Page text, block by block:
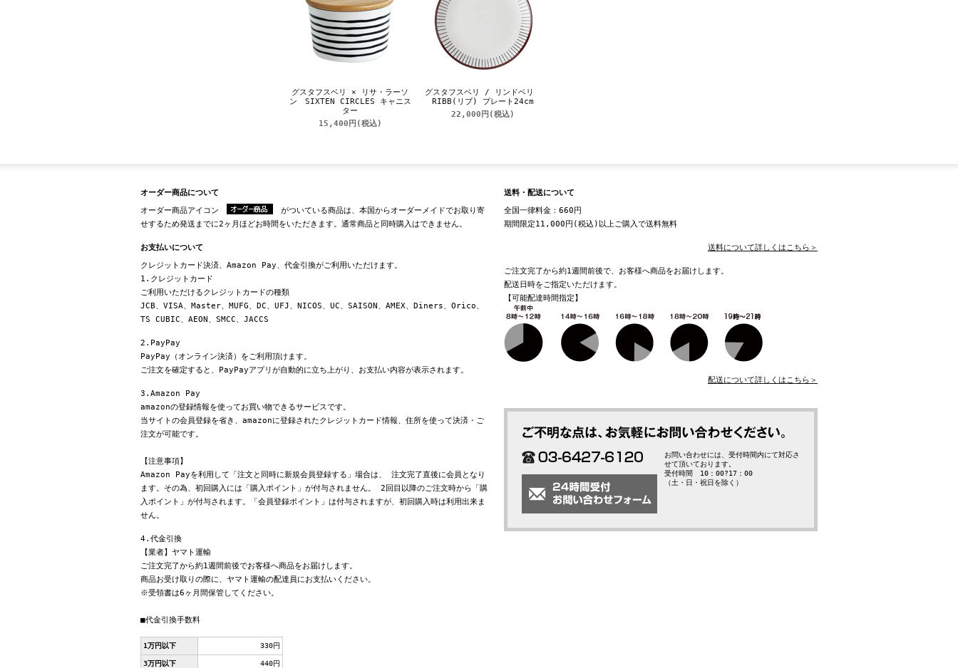
グスタフスベリ × リサ・ラーソ
ン SIXTEN CIRCLES キャニス
ター
15,400円 (税込)
グスタフスベリ / リンドベリ
RIBB(リブ) プレート24cm
22,000円 (税込)
オーダー商品について
オーダー商品アイコン
がついている商品は、本国からオーダーメイドでお取り寄
せするため発送までに2ヶ月ほどお時間をいただきます。通常商品と同時購入はできません。
お支払いについて
クレジットカード決済、Amazon Pay、代金引換がご利用いただけます。
1.クレジットカード
ご利用いただけるクレジットカードの種類
JCB、VISA、Master、MUFG、DC、UFJ、NICOS、UC、SAISON、AMEX、Diners、Orico、
TS CUBIC、AEON、SMCC、JACCS
2.PayPay
PayPay（オンライン決済）をご利用頂けます。
ご注文を確定すると、PayPayアプリが自動的に立ち上がり、お支払い内容が表示されます。
3.Amazon Pay
amazonの登録情報を使ってお買い物できるサービスです。
当サイトの会員登録を省き、amazonに登録されたクレジットカード情報、住所を使って決済・ご
注文が可能です。
【注意事項】
Amazon Payを利用して「注文と同時に新規会員登録する」場合は、 注文完了直後に会員となり
ます。その為、初回購入には「購入ポイント」が付与されません。 2回目以降のご注文時から「購
入ポイント」が付与されます。「会員登録ポイント」は付与されますが、初回購入時は利用出来ま
せん。
4.代金引換
【業者】ヤマト運輸
ご注文完了から約1週間前後でお客様へ商品をお届けします。
商品お受け取りの際に、ヤマト運輸の配達員にお支払いください。
※受領書は6ヶ月間保管してください。
■代金引換手数料
1万円以下 330円
3万円以下 440円
送料・配送について
全国一律料金：660円
期間限定11,000円(税込)以上ご購入で送料無料
送料について詳しくはこちら＞
ご注文完了から約1週間前後で、お客様へ商品をお届けします。
配送日時をご指定いただけます。
【可能配達時間指定】
配送について詳しくはこちら＞
お問い合わせには、受付時間内にて対応さ
せて頂いております。
受付時間 10：00?17：00
（土・日・祝日を除く）